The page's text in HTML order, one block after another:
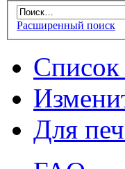
Расширенный поиск
Для